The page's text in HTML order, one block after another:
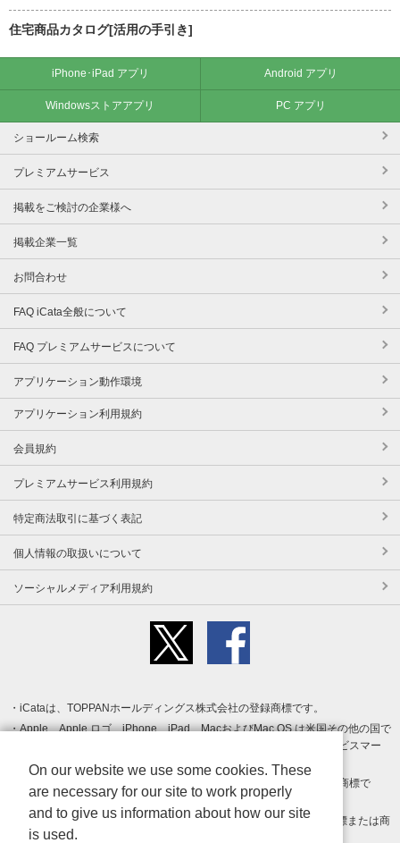
住宅商品カタログ[活用の手引き]
iPhone･iPad アプリ Android アプリ
Windowsストアアプリ PC アプリ
ショールーム検索
プレミアムサービス
掲載をご検討の企業様へ
掲載企業一覧
お問合わせ
FAQ iCata全般について
FAQ プレミアムサービスについて
アプリケーション動作環境
アプリケーション利用規約
会員規約
プレミアムサービス利用規約
特定商法取引に基づく表記
個人情報の取扱いについて
ソーシャルメディア利用規約
iCataは、TOPPANホールディングス株式会社の登録商標です。
Apple、Apple ロゴ、iPhone、iPad、MacおよびMac OS は米国その他の国で
登録された Apple Inc. の商標です。App Store は Apple Inc. のサービスマー
クです。
Android、Google Play および Google Play ロゴ は Google LLC の商標で
す。
Windows は Microsoft Inc.の米国およびその他の国における登録商標または商
標です。
On our website we use some cookies. These
are necessary for our site to work properly
and to give us information about how our site
is used.